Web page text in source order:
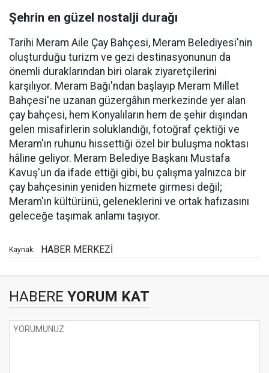
Şehrin en güzel nostalji durağı
Tarihi Meram Aile Çay Bahçesi, Meram Belediyesi'nin
oluşturduğu turizm ve gezi destinasyonunun da
önemli duraklarından biri olarak ziyaretçilerini
karşılıyor. Meram Bağı'ndan başlayıp Meram Millet
Bahçesi'ne uzanan güzergâhın merkezinde yer alan
çay bahçesi, hem Konyalıların hem de şehir dışından
gelen misafirlerin soluklandığı, fotoğraf çektiği ve
Meram'ın ruhunu hissettiği özel bir buluşma noktası
hâline geliyor. Meram Belediye Başkanı Mustafa
Kavuş'un da ifade ettiği gibi, bu çalışma yalnızca bir
çay bahçesinin yeniden hizmete girmesi değil;
Meram'ın kültürünü, geleneklerini ve ortak hafızasını
geleceğe taşımak anlamı taşıyor.
Kaynak: HABER MERKEZİ
HABERE YORUM KAT